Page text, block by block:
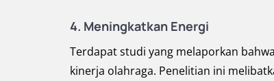
4. Meningkatkan Energi
Terdapat studi yang melaporkan
kinerja olahraga. Penelitian ini